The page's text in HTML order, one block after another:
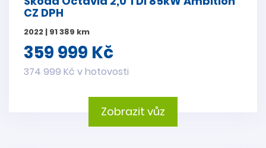
CZ DPH
2022 | 91 389 km
359 999 Kč
374 999 Kč v hotovosti
Zobrazit vůz